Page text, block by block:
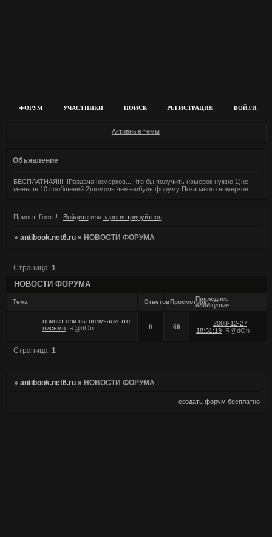
ФОРУМ УЧАСТНИКИ ПОИСК РЕГИСТРАЦИЯ ВОЙТИ
Активные темы
Объявление
БЕСПЛАТНАЯ!!!!!!Раздача номерков... Что бы получить номерок нужно 1)не
меньше 10 сообщений 2)помочь чем-нибудь форуму Пока много номерков
Привет, Гость! Войдитеили зарегистрируйтесь.
»antibook.net6.ru » НОВОСТИ ФОРУМА
НОВОСТИ ФОРУМА
Страница:1
Тема ОтветовПросмотровПоследнее
сообщение
привет ели вы получали это
письмо R@dOn 0 60
2008-12-27
18:31:19 R@dOn
Страница:1
»antibook.net6.ru »НОВОСТИ ФОРУМА
создать форум бесплатно